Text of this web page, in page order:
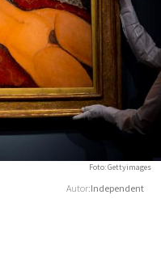
Autor:Independent
Foto: Gettyimages